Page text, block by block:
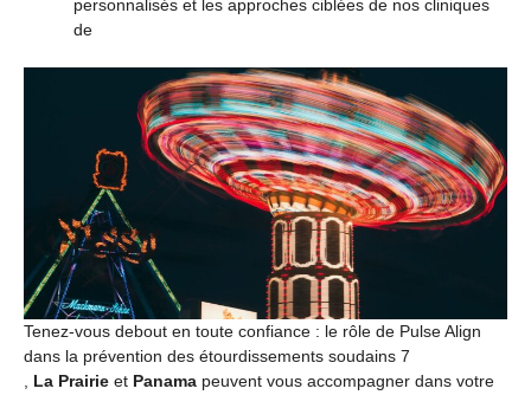
personnalisés et les approches ciblées de nos cliniques
de
Tenez-vous debout en toute confiance : le rôle de Pulse Align
dans la prévention des étourdissements soudains 7
, La Prairie et Panama peuvent vous accompagner dans votre